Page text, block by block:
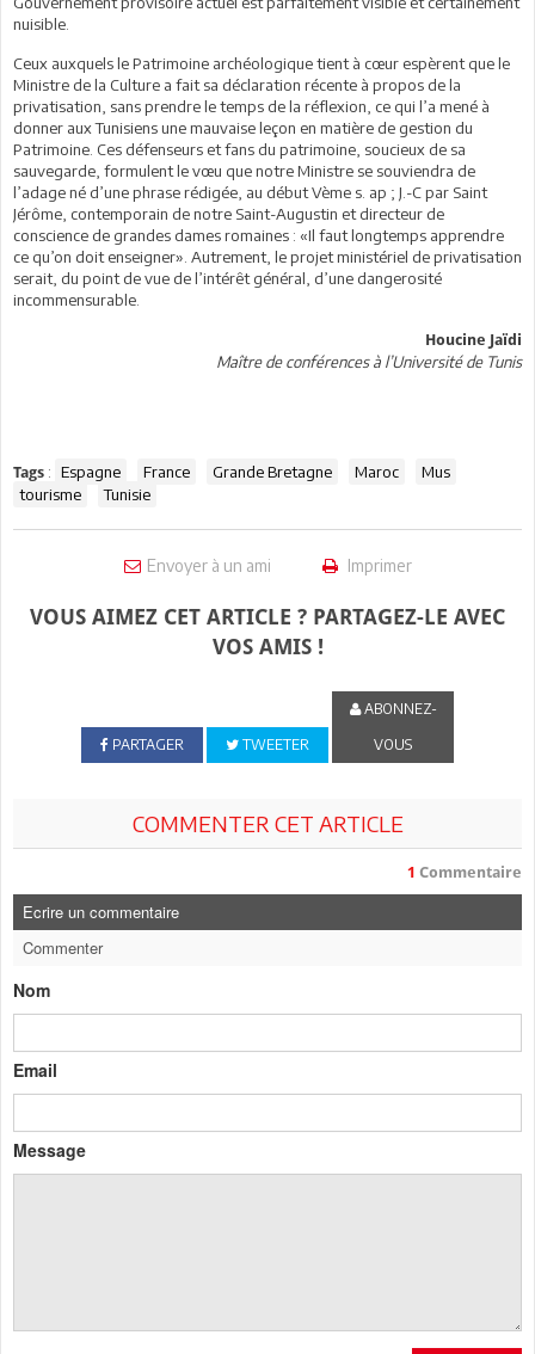
nuisible.
Ceux auxquels le Patrimoine archéologique tient à cœur espèrent que le
Ministre de la Culture a fait sa déclaration récente à propos de la
privatisation, sans prendre le temps de la réflexion, ce qui l’a mené à
donner aux Tunisiens une mauvaise leçon en matière de gestion du
Patrimoine. Ces défenseurs et fans du patrimoine, soucieux de sa
sauvegarde, formulent le vœu que notre Ministre se souviendra de
l’adage né d’une phrase rédigée, au début Vème s. ap ; J.-C par Saint
Jérôme, contemporain de notre Saint-Augustin et directeur de
conscience de grandes dames romaines : «Il faut longtemps apprendre
ce qu’on doit enseigner». Autrement, le projet ministériel de privatisation
serait, du point de vue de l’intérêt général, d’une dangerosité
incommensurable.
Houcine Jaïdi
Maître de conférences à l’Université de Tunis
Tags : Espagne France Grande Bretagne Maroc
Mus
tourisme
Tunisie
Envoyer à un ami Imprimer
VOUS AIMEZ CET ARTICLE ? PARTAGEZ-LE AVEC
VOS AMIS !
PARTAGER TWEETER
ABONNEZ-
VOUS
COMMENTER CET ARTICLE
1 Commentaire
Ecrire un commentaire
Commenter
Nom
Email
Message